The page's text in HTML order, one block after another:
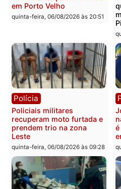
Polícia
Tragédia na BR-364:
colisão entre caminhão e
carro deixa quatro mortos
em Porto Velho
quinta-feira, 06/08/2026 às 20:51